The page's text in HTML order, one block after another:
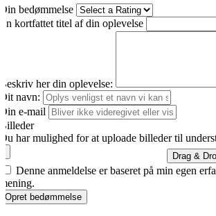
bedømmelse
kortfattet titel af din oplevelse
her din oplevelse:
navn:
e-mail
har mulighed for at uploade billeder til
Drag &
Denne anmeldelse er baseret på min egen
Opret bedømmelse